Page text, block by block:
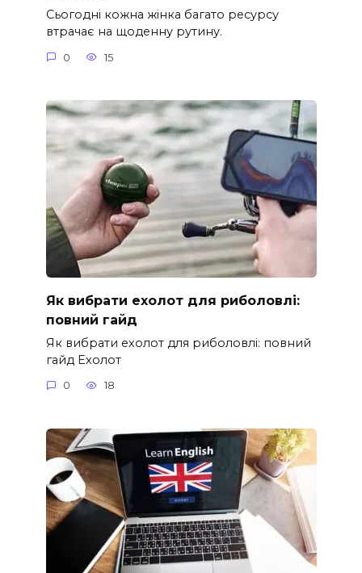
Сьогодні кожна жінка багато ресурсу
втрачає на щоденну рутину.
0 15
Як вибрати ехолот для риболовлі:
повний гайд
Як вибрати ехолот для риболовлі: повний
гайд Ехолот
0 18